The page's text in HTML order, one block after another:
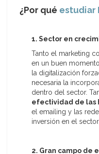
¿Por qué estudiar
1. Sector en
Tanto el marketing
en un buen
la digitalización
necesaria la
dentro del sector.
efectividad de las
el emailing y las
inversión en el sector.
2. Gran campo de